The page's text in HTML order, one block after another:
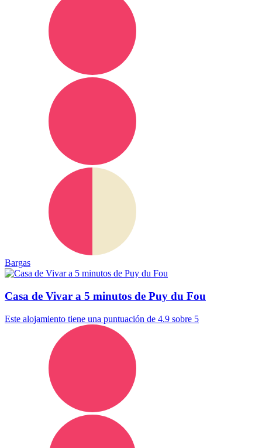
Bargas
Casa de Vivar a 5 minutos de Puy du Fou
Este alojamiento tiene una puntuación de 4.9 sobre 5